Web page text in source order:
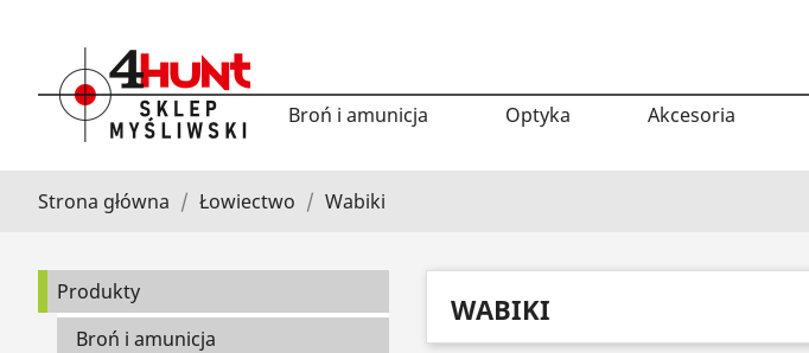
Broń i amunicja Optyka Akcesoria
Strona główna Łowiectwo Wabiki
Produkty
Broń i amunicja
WABIKI